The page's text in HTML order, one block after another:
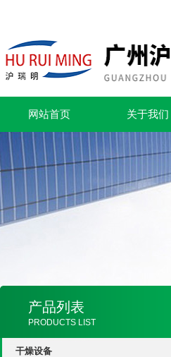
网站首页 关于我们
产品列表
PRODUCTS LIST
干燥设备